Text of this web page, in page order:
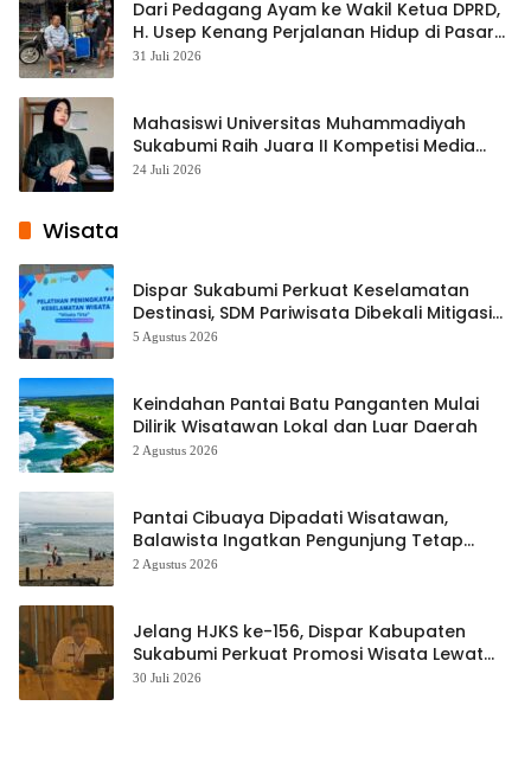
Dari Pedagang Ayam ke Wakil Ketua DPRD,
H. Usep Kenang Perjalanan Hidup di Pasar
Cisaat
31 Juli 2026
Mahasiswi Universitas Muhammadiyah
Sukabumi Raih Juara II Kompetisi Media
Pembelajaran Digital Tingkat Internasional
24 Juli 2026
Wisata
Dispar Sukabumi Perkuat Keselamatan
Destinasi, SDM Pariwisata Dibekali Mitigasi
hingga Teknik Evakuasi
5 Agustus 2026
Keindahan Pantai Batu Panganten Mulai
Dilirik Wisatawan Lokal dan Luar Daerah
2 Agustus 2026
Pantai Cibuaya Dipadati Wisatawan,
Balawista Ingatkan Pengunjung Tetap
Waspada
2 Agustus 2026
Jelang HJKS ke-156, Dispar Kabupaten
Sukabumi Perkuat Promosi Wisata Lewat
Publikasi Digital
30 Juli 2026